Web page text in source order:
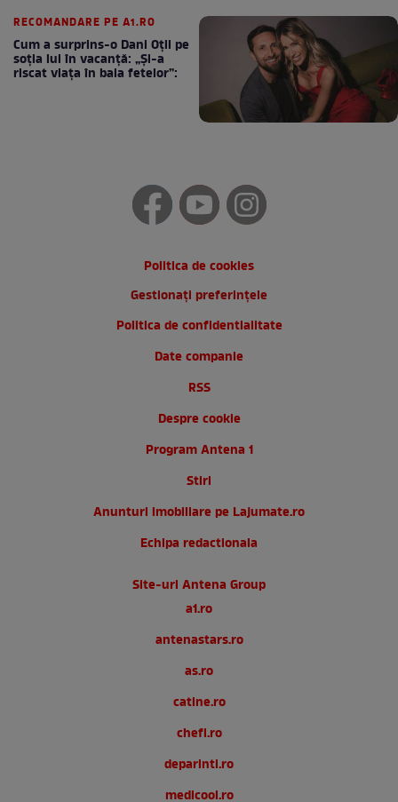
RECOMANDARE PE A1.RO
Cum a surprins-o Dani Oțil pe
soția lui în vacanță: „Și-a
riscat viața în baia fetelor”:
Politica de cookies
Gestionați preferințele
Politica de confidentialitate
Date companie
RSS
Despre cookie
Program Antena 1
Stiri
Anunturi imobiliare pe Lajumate.ro
Echipa redactionala
Site-uri Antena Group
a1.ro
antenastars.ro
as.ro
catine.ro
chefi.ro
deparinti.ro
medicool.ro